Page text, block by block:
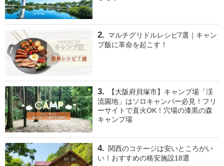
マルチグリドルレシピ7選｜キャン
プ飯に革命を起こす！
【大阪府貝塚市】キャンプ場「渓
流園地」はソロキャンパー必見！フリ
ーサイトで直火OK！穴場の漆黒の森
キャンプ場
関西のコテージは安いところがい
い！おすすめの格安施設18選